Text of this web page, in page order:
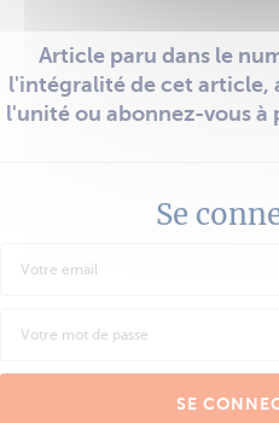
Article paru dans le
l'intégralité de cet article,
l'unité ou abonnez-vous à
Se
SE